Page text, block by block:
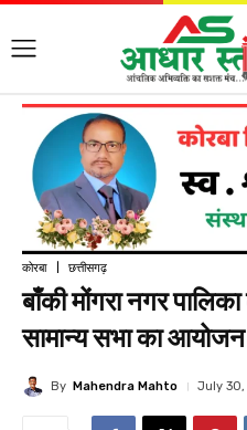
कोरबा छत्तीसगढ़
बाँकी मोंगरा नगर पालिका
सामान्य सभा का
By Mahendra Mahto July